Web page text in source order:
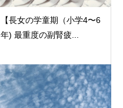
【長女の学童期（小学4〜6
年) 最重度の副腎疲...